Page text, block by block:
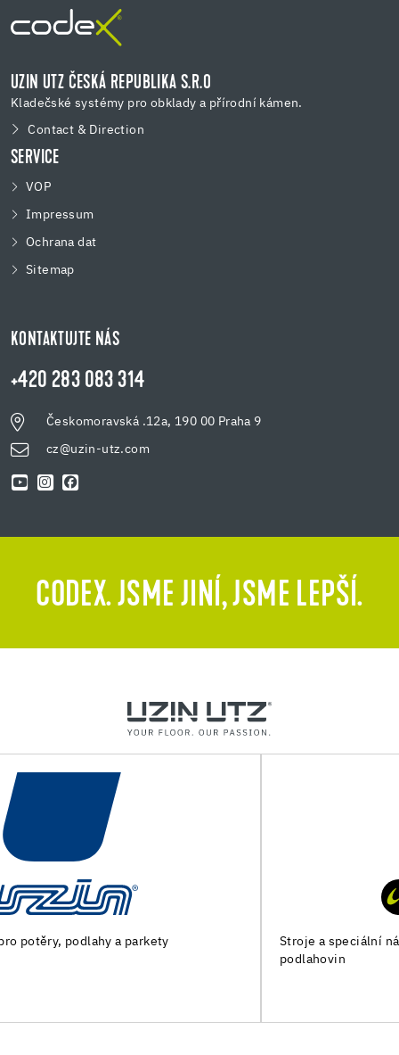
UZIN UTZ ČESKÁ REPUBLIKA S.R.O
Kladečské systémy pro obklady a přírodní kámen.
Contact & Direction
SERVICE
VOP
Impressum
Ochrana dat
Sitemap
KONTAKTUJTE NÁS
+420 283 083 314
Českomoravská .12a, 190 00 Praha 9
cz@uzin-utz.com
CODEX. JSME JINÍ, JSME LEPŠÍ.
Stroje a speciální nářadí pro přípravu podkladu a pokládku